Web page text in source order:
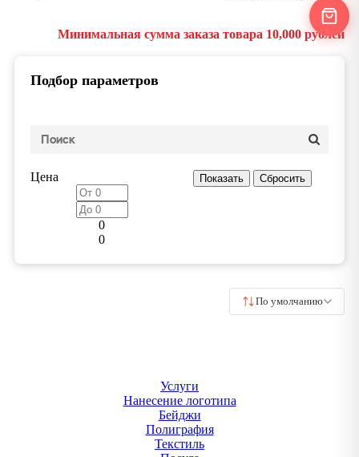
Минимальная сумма заказа товара 10,000 рублей
Подбор параметров
Цена
0
0
По умолчанию
Услуги
Нанесение логотипа
Бейджи
Полиграфия
Текстиль